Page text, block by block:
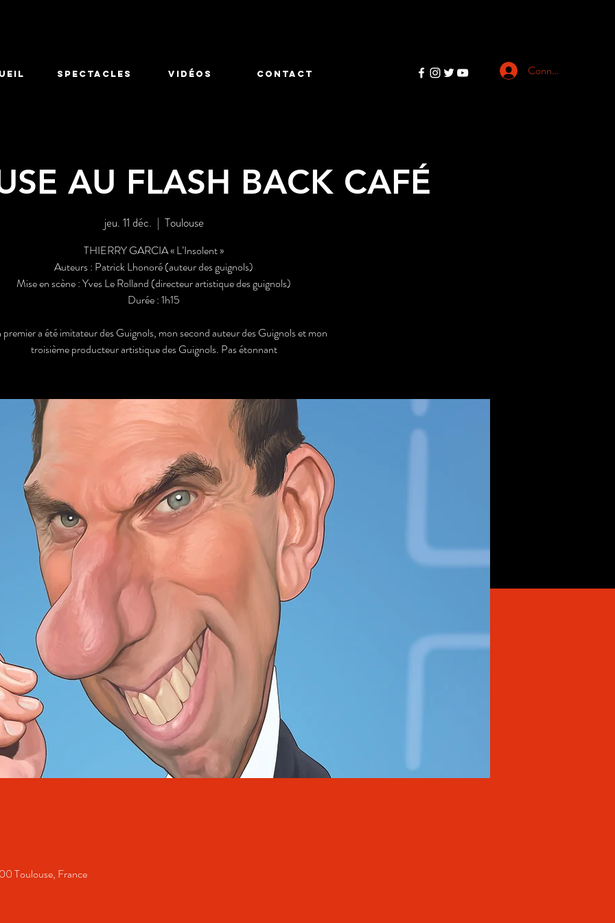
SPECTACLES Vidéos CONTACT Connexion
AU FLASH BACK CAFÉ
jeu. 11 déc.
  |
Toulouse
THIERRY GARCIA « L’Insolent »
Auteurs : Patrick Lhonoré (auteur des guignols)
Mise en scène : Yves Le Rolland (directeur artistique des guignols)
Durée : 1h15
a été imitateur des Guignols, mon second auteur des Guignols et mon
troisième producteur artistique des Guignols. Pas étonnant
Toulouse, France